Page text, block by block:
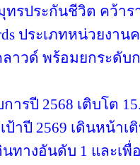
รประกันชีวิต คว้ารา
ประเภทหน่วยง
าวด์ พร้อมยกระดับ
การปี 2568 เติบโต
าปี 2569 เดินหน้าเ
นทางอันดับ 1 และ